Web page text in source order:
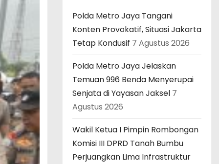
Polda Metro Jaya Tangani
Konten Provokatif, Situasi Jakarta
Tetap Kondusif 7 Agustus 2026
Polda Metro Jaya Jelaskan
Temuan 996 Benda Menyerupai
Senjata di Yayasan Jaksel 7
Agustus 2026
Wakil Ketua I Pimpin Rombongan
Komisi III DPRD Tanah Bumbu
Perjuangkan Lima Infrastruktur